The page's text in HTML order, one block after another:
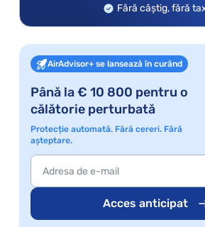
Fără câștig, fără
AirAdvisor+ se lansează în curând
Până la € 10 800 pentru o
călătorie perturbată
Protecție automată. Fără cereri. Fără
așteptare.
Acces anticipat